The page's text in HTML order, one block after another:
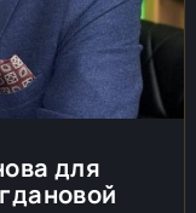
для